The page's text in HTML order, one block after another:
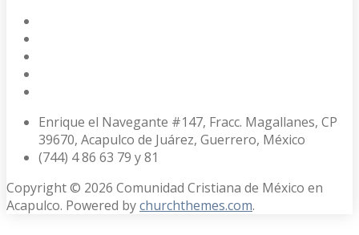
Enrique el Navegante #147, Fracc. Magallanes, CP
39670, Acapulco de Juárez, Guerrero, México
(744) 4 86 63 79 y 81
Copyright © 2026 Comunidad Cristiana de México en
Acapulco. Powered bychurchthemes.com.